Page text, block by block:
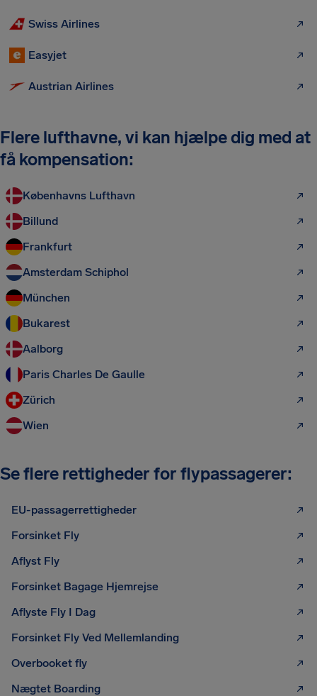
Swiss Airlines
Easyjet
Austrian Airlines
Flere lufthavne, vi kan hjælpe dig med at
få kompensation:
Københavns Lufthavn
Billund
Frankfurt
Amsterdam Schiphol
München
Bukarest
Aalborg
Paris Charles De Gaulle
Zürich
Wien
Se flere rettigheder for flypassagerer:
EU-passagerrettigheder
Forsinket Fly
Aflyst Fly
Forsinket Bagage Hjemrejse
Aflyste Fly I Dag
Forsinket Fly Ved Mellemlanding
Overbooket fly
Nægtet Boarding